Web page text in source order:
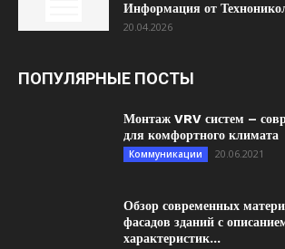
Информация от
20.04.2026
ПОПУЛЯРНЫЕ ПОСТЫ
Монтаж VRV систем –
для комфортного климата
Коммуникации 20.06.2021
Обзор современных
фасадов зданий с
характеристик...